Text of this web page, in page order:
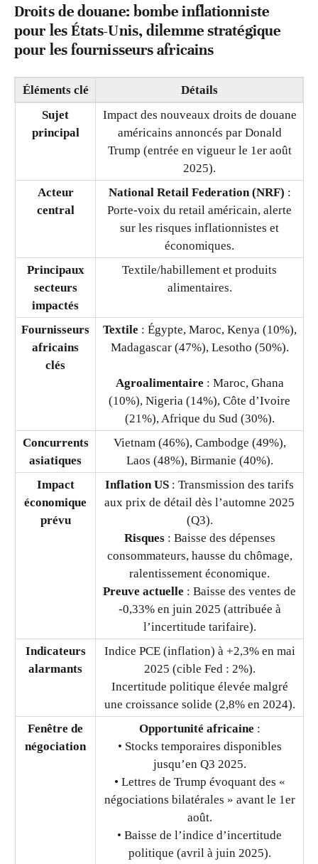
Droits de douane: bombe inflationniste
pour les États-Unis, dilemme stratégique
pour les fournisseurs africains
Éléments clé
Détails
Sujet
principal
Impact des nouveaux droits de douane
américains annoncés par Donald
Trump (entrée en vigueur le 1er août
2025).
Acteur
central
National Retail Federation (NRF) :
Porte-voix du retail américain, alerte
sur les risques inflationnistes et
économiques.
Principaux
secteurs
impactés
Textile/habillement et produits
alimentaires.
Fournisseurs
africains
clés
Textile : Égypte, Maroc, Kenya (10%),
Madagascar (47%), Lesotho (50%).
Agroalimentaire : Maroc, Ghana
(10%), Nigeria (14%), Côte d’Ivoire
(21%), Afrique du Sud (30%).
Concurrents
asiatiques
Vietnam (46%), Cambodge (49%),
Laos (48%), Birmanie (40%).
Impact
économique
prévu
Inflation US : Transmission des tarifs
aux prix de détail dès l’automne 2025
(Q3).
Risques: Baisse des dépenses
consommateurs, hausse du chômage,
ralentissement économique.
Preuve actuelle : Baisse des ventes de
-0,33% en juin 2025 (attribuée à
l’incertitude tarifaire).
Indicateurs
alarmants
Indice PCE (inflation) à +2,3% en mai
2025 (cible Fed : 2%).
Incertitude politique élevée malgré
une croissance solide (2,8% en 2024).
Fenêtre de
négociation
Opportunité africaine :
• Stocks temporaires disponibles
jusqu’en Q3 2025.
• Lettres de Trump évoquant des «
négociations bilatérales » avant le 1er
août.
• Baisse de l’indice d’incertitude
politique (avril à juin 2025).